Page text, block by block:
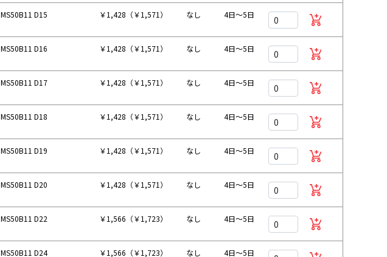
MS50B11 D15 ￥1,428（￥1,571） なし 4日～5日
MS50B11 D16 ￥1,428（￥1,571） なし 4日～5日
MS50B11 D17 ￥1,428（￥1,571） なし 4日～5日
MS50B11 D18 ￥1,428（￥1,571） なし 4日～5日
MS50B11 D19 ￥1,428（￥1,571） なし 4日～5日
MS50B11 D20 ￥1,428（￥1,571） なし 4日～5日
MS50B11 D22 ￥1,566（￥1,723） なし 4日～5日
MS50B11 D24 ￥1,566（￥1,723） なし 4日～5日